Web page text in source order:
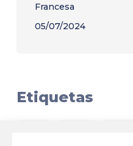
Francesa
05/07/2024
Etiquetas